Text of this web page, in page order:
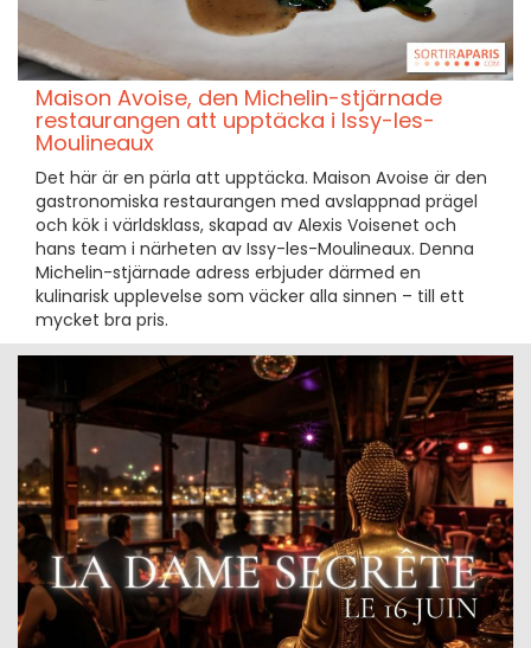
Maison Avoise, den Michelin-stjärnade
restaurangen att upptäcka i Issy-les-
Moulineaux
Det här är en pärla att upptäcka. Maison Avoise är den
gastronomiska restaurangen med avslappnad prägel
och kök i världsklass, skapad av Alexis Voisenet och
hans team i närheten av Issy-les-Moulineaux. Denna
Michelin-stjärnade adress erbjuder därmed en
kulinarisk upplevelse som väcker alla sinnen – till ett
mycket bra pris.